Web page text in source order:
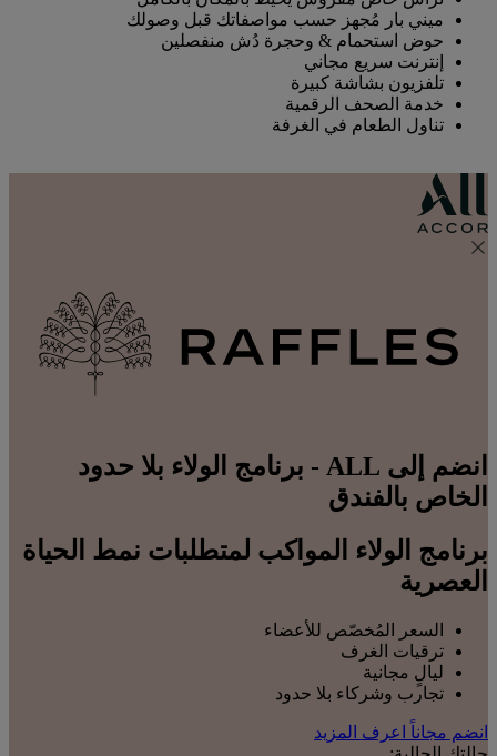
ميني بار مُجهز حسب مواصفاتك قبل وصولك
حوض استحمام & وحجرة دُش منفصلين
إنترنت سريع مجاني
تلفزيون بشاشة كبيرة
خدمة الصحف الرقمية
تناول الطعام في الغرفة
انضم إلى ALL - برنامج الولاء بلا حدود
الخاص بالفندق
برنامج الولاء المواكب لمتطلبات نمط الحياة
العصرية
السعر المُخصّص للأعضاء
ترقيات الغرف
ليالٍ مجانية
تجارب وشركاء بلا حدود
انضم مجاناً
اعرف المزيد